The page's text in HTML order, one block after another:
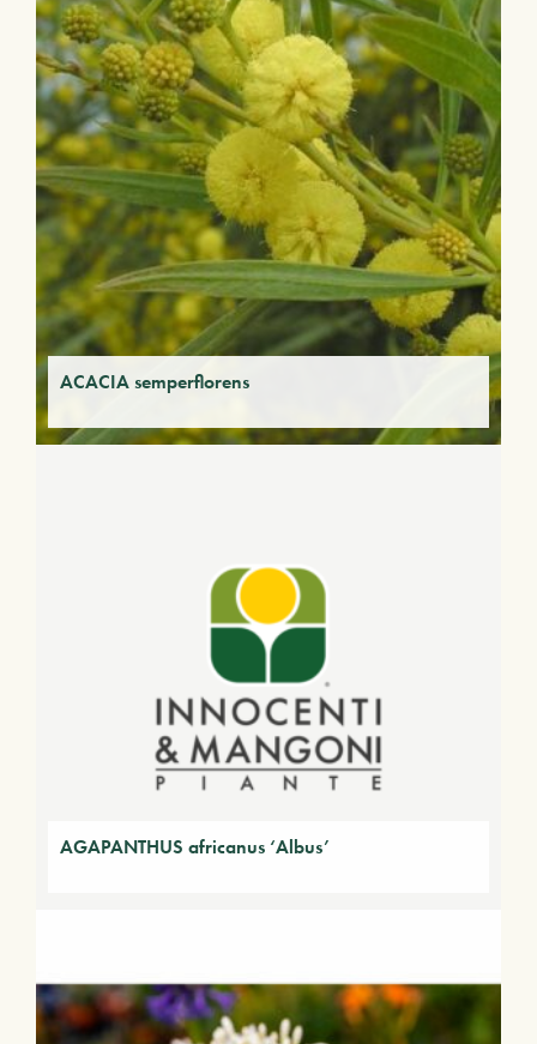
ACACIA semperflorens
AGAPANTHUS africanus ‘Albus’